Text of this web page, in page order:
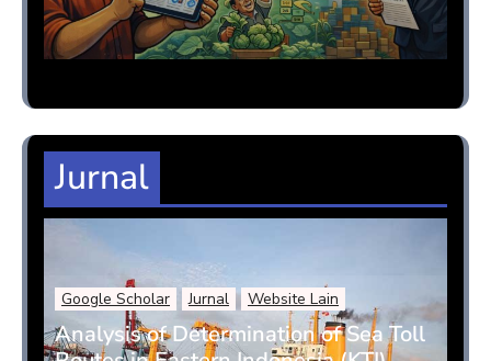
Jurnal
Google Scholar Jurnal Website Lain
Analysis of Determination of Sea Toll